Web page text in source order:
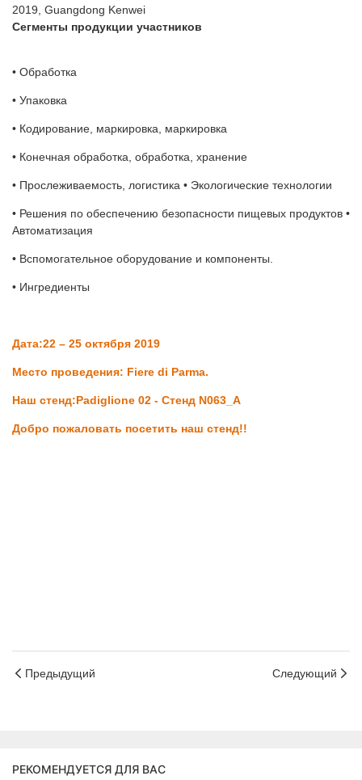
Сегменты продукции участников
• Обработка
• Упаковка
• Кодирование, маркировка, маркировка
• Конечная обработка, обработка, хранение
• Прослеживаемость, логистика • Экологические технологии
• Решения по обеспечению безопасности пищевых продуктов •
Автоматизация
• Вспомогательное оборудование и компоненты.
• Ингредиенты
Дата:22 – 25 октября 2019
Место проведения: Fiere di Parma.
Наш стенд:Padiglione 02 - Стенд N063_A
Добро пожаловать посетить наш стенд!!
Предыдущий Следующий
РЕКОМЕНДУЕТСЯ ДЛЯ ВАС